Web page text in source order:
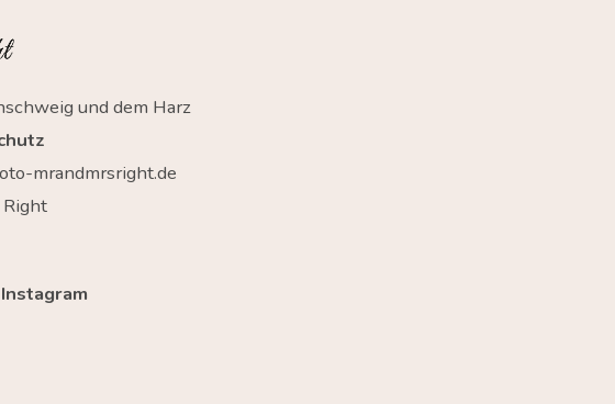
und dem Harz
mrandmrsright.de